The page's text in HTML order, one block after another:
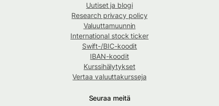
Uutiset ja blogi
Research privacy policy
Valuuttamuunnin
International stock ticker
Swift-/BIC-koodit
IBAN-koodit
Kurssihälytykset
Vertaa valuuttakursseja
Seuraa meitä